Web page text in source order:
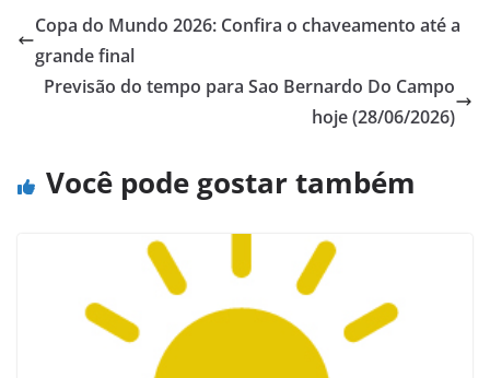
Copa do Mundo 2026: Confira o chaveamento até a
grande final
Previsão do tempo para Sao Bernardo Do Campo
hoje (28/06/2026)
Você pode gostar também